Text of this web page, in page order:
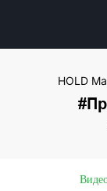
HOLD